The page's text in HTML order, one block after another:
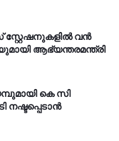
സ്റ്റേഷനുകളിൽ വൻ
ആഭ്യന്തരമന്ത്രി
കെ സി